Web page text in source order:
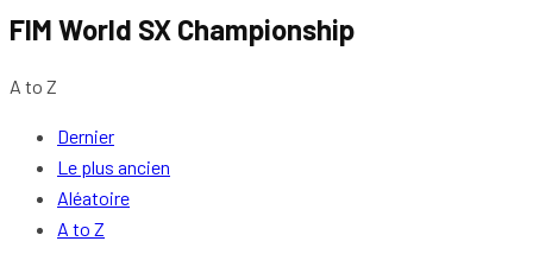
FIM World SX Championship
A to Z
Dernier
Le plus ancien
Aléatoire
A to Z